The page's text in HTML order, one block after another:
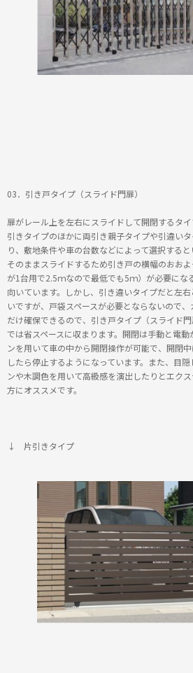
03．引き戸タイプ（スライド門扉）
扉がレール上を左右にスライドして開閉するタ
引きタイプのほかに両引き親子タイプや引違い
り、敷地条件や車の台数などによって選択する
そのままスライドするため引き戸の横幅のおお
が1台用で2.5ｍなので最低でも5ｍ）が必要にな
向いています。しかし、引き違いタイプだと左
いですが、戸袋スペースが必要とならないので
だけ確保できるので、引き戸タイプ（スライド
では省スペースに収まります。開閉は手動と電
ンを用いて車の中から開閉操作が可能で、開閉
したら停止するようになっています。また、目
ンや木調色を用いて高級感を演出したりとエク
方にオススメです。
↓ 片引きタイプ